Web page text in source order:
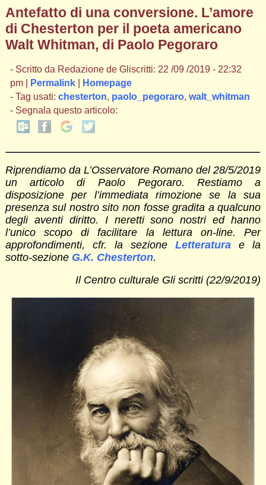
Antefatto di una conversione. L’amore
di Chesterton per il poeta americano
Walt Whitman, di Paolo Pegoraro
- Scritto da Redazione de Gliscritti: 22 /09 /2019 - 22:32
pm |
Permalink|
Homepage
- Tag usati: chesterton, paolo_pegoraro, walt_whitman
- Segnala questo articolo:
Riprendiamo da L’Osservatore Romano del 28/5/2019
un articolo di Paolo Pegoraro. Restiamo a
disposizione per l’immediata rimozione se la sua
presenza sul nostro sito non fosse gradita a qualcuno
degli aventi diritto. I neretti sono nostri ed hanno
l’unico scopo di facilitare la lettura on-line. Per
approfondimenti, cfr. la sezioneLetteratura e la
sotto-sezione G.K. Chesterton.
Il Centro culturale Gli scritti (22/9/2019)